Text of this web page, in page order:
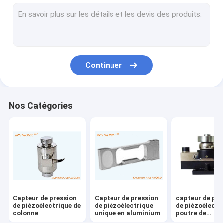
échelle de convoyeur de rouleau
Équipement de chargement statique
Imprimante à jet d'encre de TIJ
Machine de remplissage
Continuer
Nos Catégories
Capteur de pression
de piézoélectrique de
colonne
Capteur de pression
de piézoélectrique
unique en aluminium
capteur de
de
poutre de